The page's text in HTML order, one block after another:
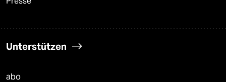
Unterstützen
abo